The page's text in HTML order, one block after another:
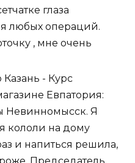
глаза
любых операций.
, мне очень
- Курс
Евпатория:
Невинномысск. Я
кололи на дому
и напиться решила,